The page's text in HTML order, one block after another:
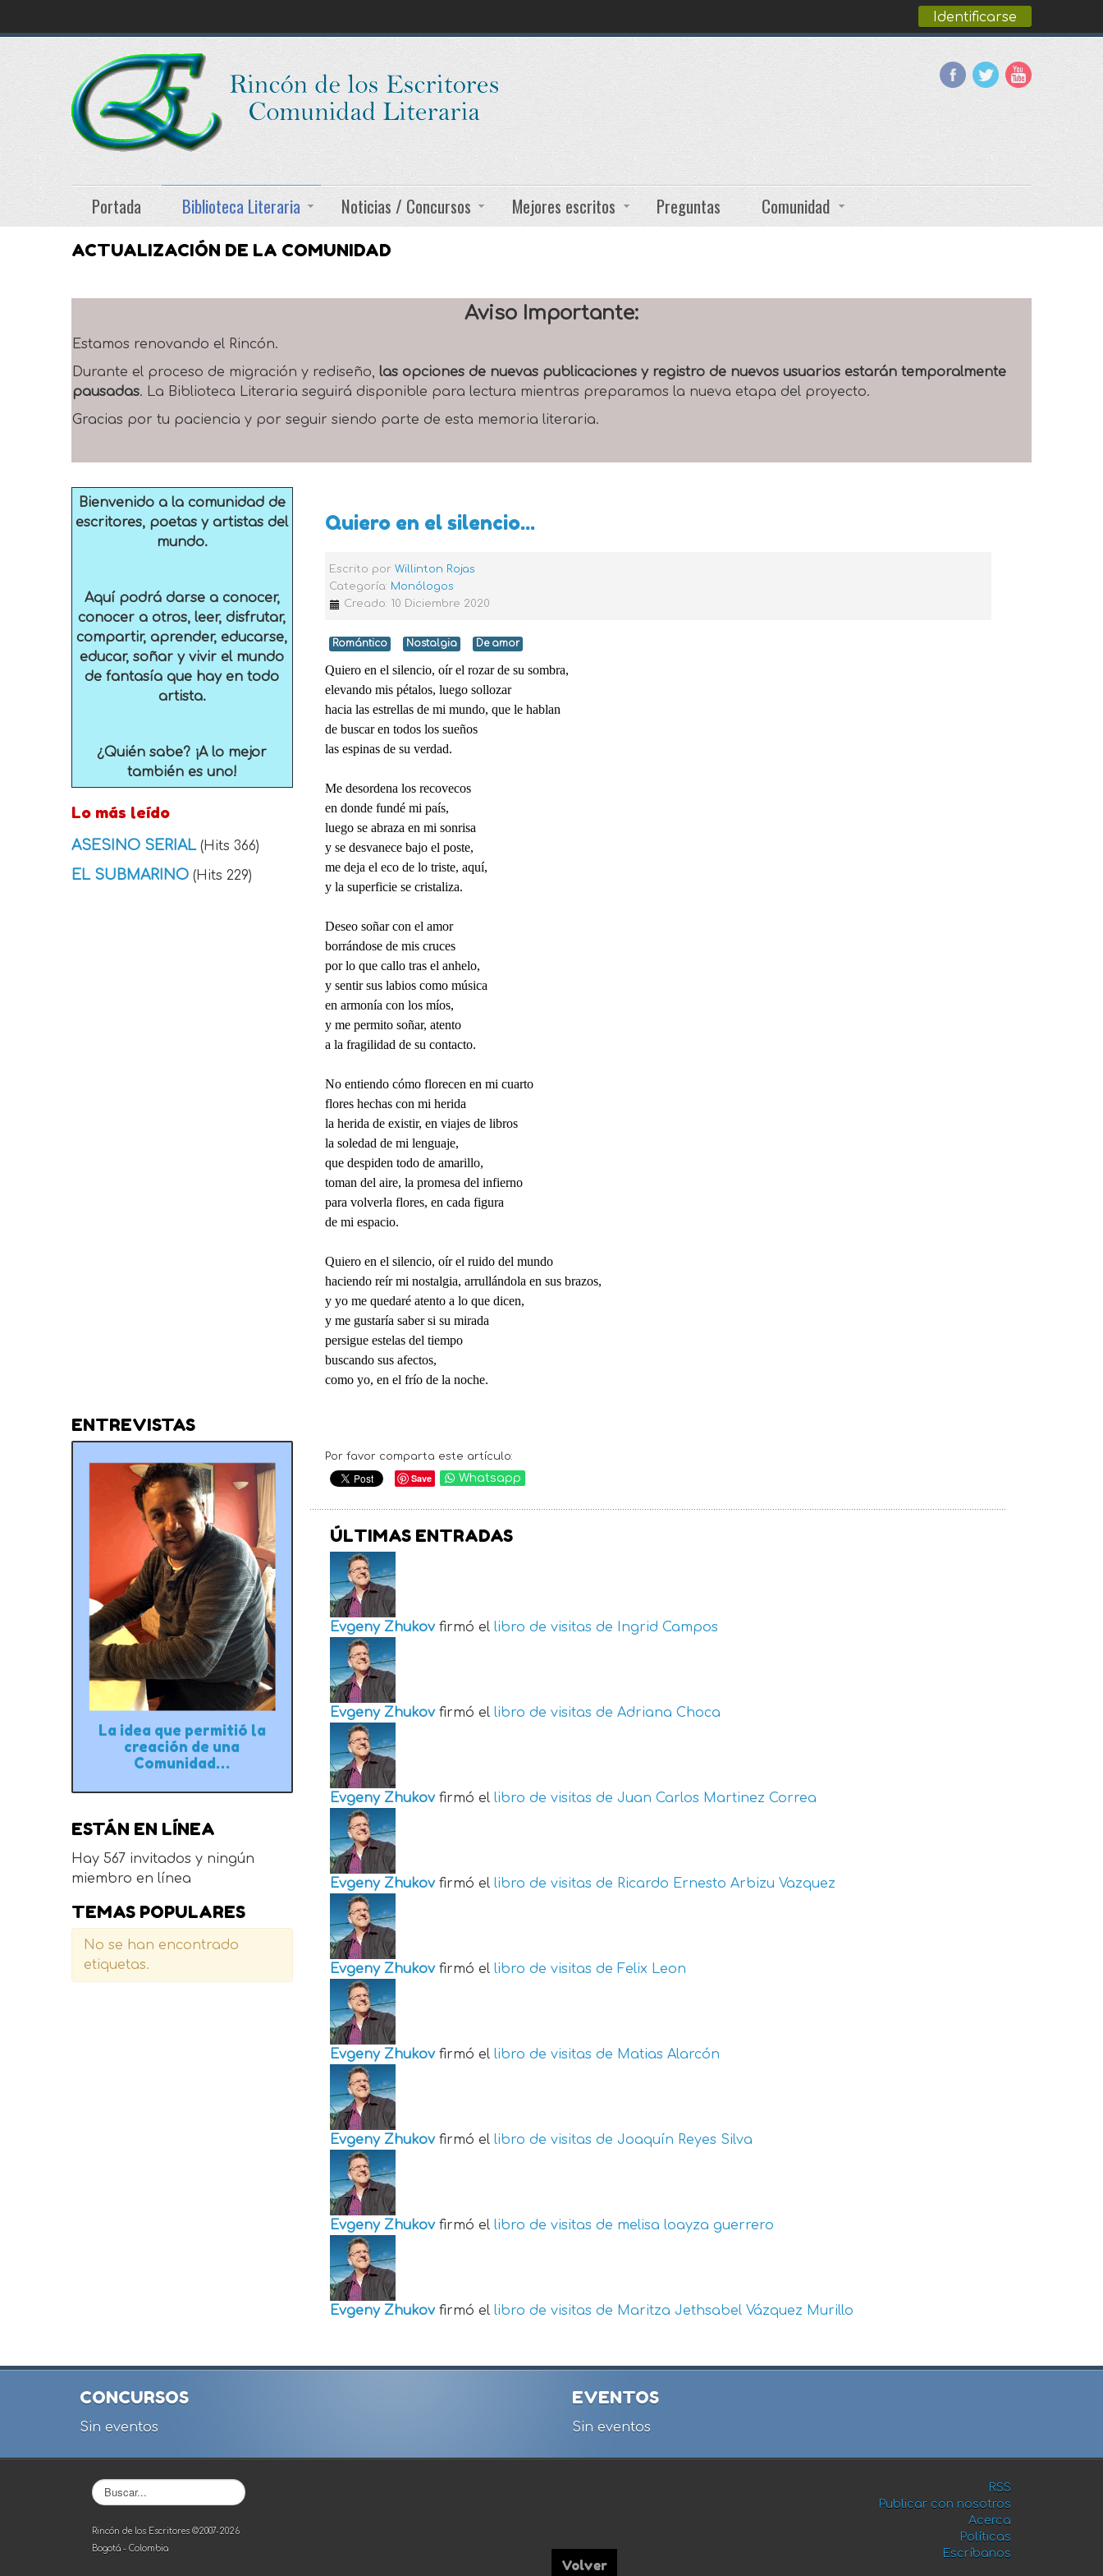
Identificarse
Portada Biblioteca Literaria Noticias / Concursos Mejores escritos Preguntas Comunidad
ACTUALIZACIÓN DE LA COMUNIDAD
Aviso Importante:
Estamos renovando el Rincón.
Durante el proceso de migración y rediseño, las opciones de nuevas publicaciones y registro de nuevos usuarios estarán temporalmente
pausadas. La Biblioteca Literaria seguirá disponible para lectura mientras preparamos la nueva etapa del proyecto.
Gracias por tu paciencia y por seguir siendo parte de esta memoria literaria.
Quiero en el silencio...
Escrito porWillinton Rojas
Categoría: Monólogos
Creado: 10 Diciembre 2020
Romántico Nostalgia De amor
Quiero en el silencio, oír el rozar de su sombra,
elevando mis pétalos, luego sollozar
hacia las estrellas de mi mundo, que le hablan
de buscar en todos los sueños
las espinas de su verdad.
Me desordena los recovecos
en donde fundé mi país,
luego se abraza en mi sonrisa
y se desvanece bajo el poste,
me deja el eco de lo triste, aquí,
y la superficie se cristaliza.
Deseo soñar con el amor
borrándose de mis cruces
por lo que callo tras el anhelo,
y sentir sus labios como música
en armonía con los míos,
y me permito soñar, atento
a la fragilidad de su contacto.
No entiendo cómo florecen en mi cuarto
flores hechas con mi herida
la herida de existir, en viajes de libros
la soledad de mi lenguaje,
que despiden todo de amarillo,
toman del aire, la promesa del infierno
para volverla flores, en cada figura
de mi espacio.
Quiero en el silencio, oír el ruido del mundo
haciendo reír mi nostalgia, arrullándola en sus brazos,
y yo me quedaré atento a lo que dicen,
y me gustaría saber si su mirada
persigue estelas del tiempo
buscando sus afectos,
como yo, en el frío de la noche.
Por favor comparta este artículo:
Save Whatsapp
ÚLTIMAS ENTRADAS
Evgeny Zhukov firmó el libro de visitas de Ingrid Campos
Evgeny Zhukov firmó el libro de visitas de Adriana Choca
Evgeny Zhukov firmó el libro de visitas de Juan Carlos Martinez Correa
Evgeny Zhukov firmó el libro de visitas de Ricardo Ernesto Arbizu Vazquez
Evgeny Zhukov firmó el libro de visitas de Felix Leon
Evgeny Zhukov firmó el libro de visitas de Matias Alarcón
Evgeny Zhukov firmó el libro de visitas de Joaquín Reyes Silva
Evgeny Zhukov firmó el libro de visitas de melisa loayza guerrero
Evgeny Zhukov firmó el libro de visitas de Maritza Jethsabel Vázquez Murillo
Bienvenido a la comunidad de
escritores, poetas y artistas del
mundo.
Aquí podrá darse a conocer,
conocer a otros, leer, disfrutar,
compartir, aprender, educarse,
educar, soñar y vivir el mundo
de fantasía que hay en todo
artista.
¿Quién sabe? ¡A lo mejor
también es uno!
Lo más leído
ASESINO SERIAL (Hits 366)
EL SUBMARINO (Hits 229)
ENTREVISTAS
La idea que permitió la
creación de una
Comunidad…
ESTÁN EN LÍNEA
Hay 567 invitados y ningún
miembro en línea
TEMAS POPULARES
No se han encontrado
etiquetas.
CONCURSOS
Sin eventos
EVENTOS
Sin eventos
Buscar...
Rincón de los Escritores ©2007-2026
Bogotá - Colombia
RSS
Publicar con nosotros
Acerca
Políticas
Escríbanos
Volver